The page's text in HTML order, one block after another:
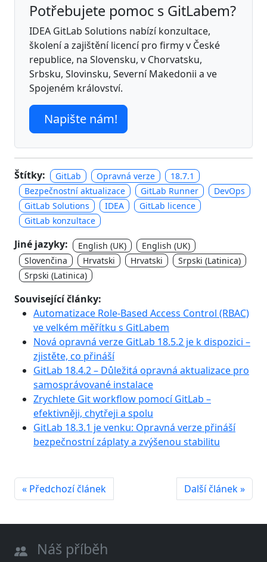
Potřebujete pomoc s GitLabem?
IDEA GitLab Solutions nabízí konzultace,
školení a zajištění licencí pro firmy v České
republice, na Slovensku, v Chorvatsku,
Srbsku, Slovinsku, Severní Makedonii a ve
Spojeném království.
Napište nám!
Štítky: GitLab Opravná verze
18.7.1
Bezpečnostní aktualizace
GitLab Runner
DevOps
GitLab Solutions
IDEA
GitLab licence
GitLab konzultace
Jiné jazyky: English (UK)
English (UK)
Slovenčina
Hrvatski Hrvatski
Srpski (Latinica)
Srpski (Latinica)
Související články:
Automatizace Role-Based Access Control (RBAC)
ve velkém měřítku s GitLabem
Nová opravná verze GitLab 18.5.2 je k dispozici –
zjistěte, co přináší
GitLab 18.4.2 – Důležitá opravná aktualizace pro
samosprávované instalace
Zrychlete Git workflow pomocí GitLab –
efektivněji, chytřeji a spolu
GitLab 18.3.1 je venku: Opravná verze přináší
bezpečnostní záplaty a zvýšenou stabilitu
« Předchozí článek Další článek »
Náš příběh